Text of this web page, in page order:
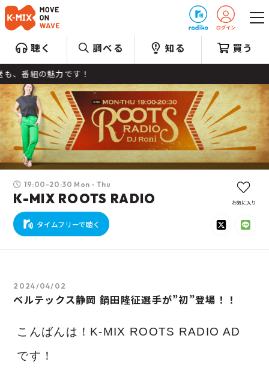
聴く 調べる 知る 買う
組の魅力です！
19:00-20:30 Mon - Thu
K-MIX ROOTS RADIO
タイムフリーで聴く
お気に入り
2024/04/02
ベルテックス静岡 鍋田隆征選手が”初”登場！！
こんばんは！K-MIX ROOTS RADIO AD
です！